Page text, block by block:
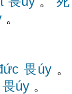
。
畏úy。
畏úy 。